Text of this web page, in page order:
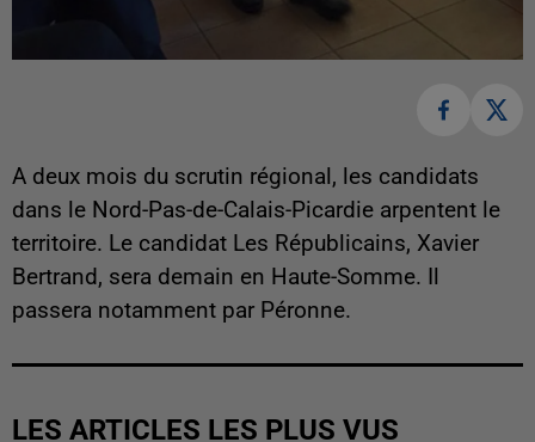
A deux mois du scrutin régional, les candidats
dans le Nord-Pas-de-Calais-Picardie arpentent le
territoire. Le candidat Les Républicains, Xavier
Bertrand, sera demain en Haute-Somme. Il
passera notamment par Péronne.
LES ARTICLES LES PLUS VUS